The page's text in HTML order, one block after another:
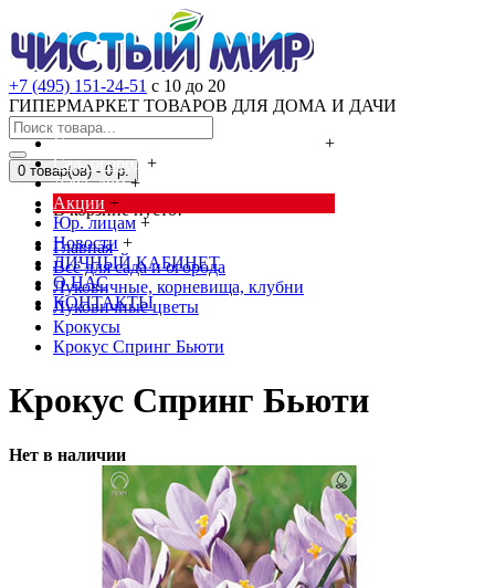
+7 (495) 151-24-51 с 10 до 20
ГИПЕРМАРКЕТ ТОВАРОВ ДЛЯ ДОМА И ДАЧИ
Cредства от насекомых и грызунов
+
Сад, огород +
Дача, дом +
Акции +
Юр. лицам +
Новости +
ЛИЧНЫЙ КАБИНЕТ
О НАС
КОНТАКТЫ
0 товар(ов) - 0 р.
В корзине пусто!
Главная
Всё для сада и огорода
Луковичные, корневища, клубни
Луковичные цветы
Крокусы
Крокус Спринг Бьюти
Крокус Спринг Бьюти
Нет в наличии